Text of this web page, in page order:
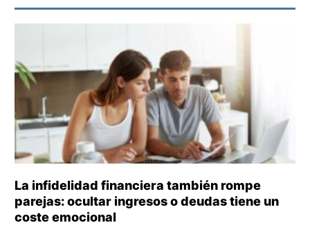
La infidelidad financiera también rompe
parejas: ocultar ingresos o deudas tiene un
coste emocional